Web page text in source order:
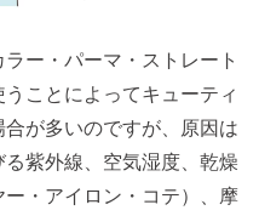
ー・パーマ・ストレート
ことによってキューティ
が多いのですが、原因は
紫外線、空気湿度、乾燥
ー・アイロン・コテ）、摩